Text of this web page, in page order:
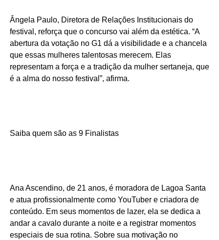
Ângela Paulo, Diretora de Relações Institucionais do
festival, reforça que o concurso vai além da estética. “A
abertura da votação no G1 dá a visibilidade e a chancela
que essas mulheres talentosas merecem. Elas
representam a força e a tradição da mulher sertaneja, que
é a alma do nosso festival”, afirma.
Saiba quem são as 9 Finalistas
Ana Ascendino, de 21 anos, é moradora de Lagoa Santa
e atua profissionalmente como YouTuber e criadora de
conteúdo. Em seus momentos de lazer, ela se dedica a
andar a cavalo durante a noite e a registrar momentos
especiais de sua rotina. Sobre sua motivação no